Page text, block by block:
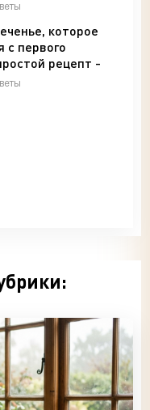
которое
с первого
рецепт -